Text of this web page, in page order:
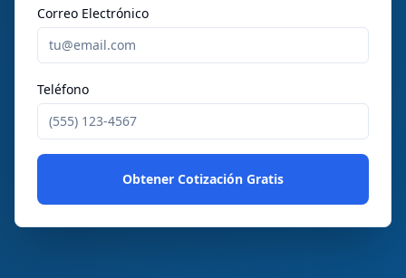
Correo Electrónico
Teléfono
Obtener Cotización Gratis